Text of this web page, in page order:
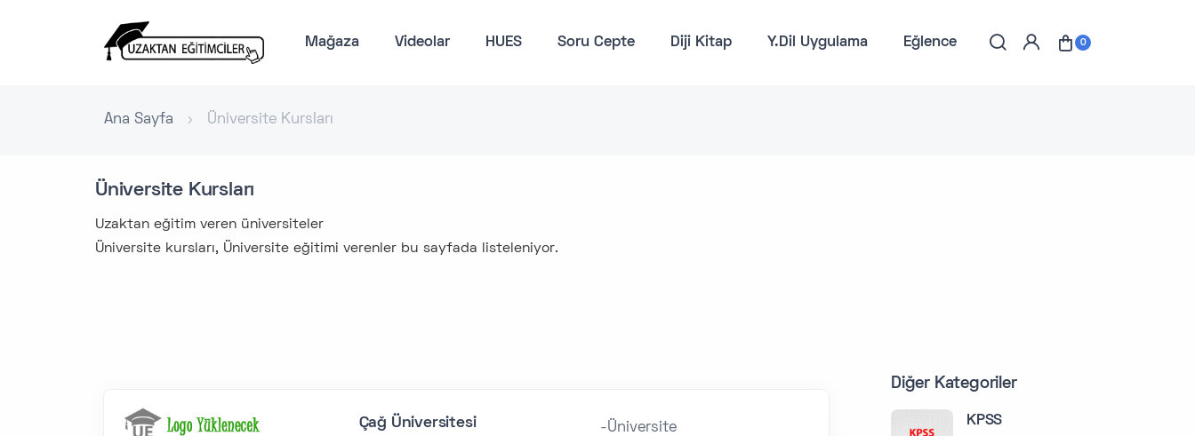
Mağaza Videolar HUES Soru Cepte Diji Kitap Y.Dil Uygulama Eğlence 0
Ana Sayfa Üniversite Kursları
Üniversite Kursları
Uzaktan eğitim veren üniversiteler
Üniversite kursları, Üniversite eğitimi verenler bu sayfada listeleniyor.
Çağ Üniversitesi -Üniversite
Diğer Kategoriler
KPSS